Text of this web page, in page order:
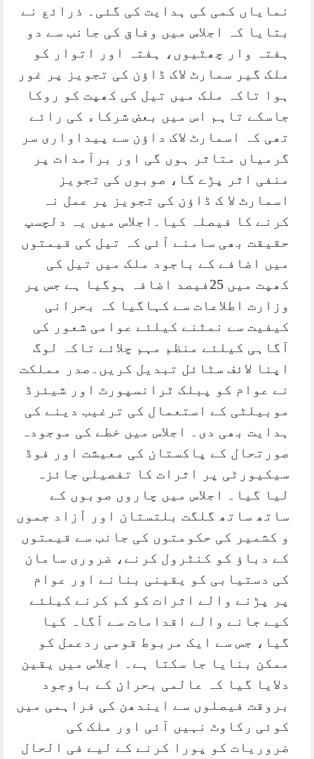
نمایاں کمی کی ہدایت کی گئی۔ ذرائع نے
بتایا کہ اجلاس میں وفاق کی جانب سے دو
ہفتہ وار چھٹیوں، ہفتہ اور اتوار کو
ملک گیر سمارٹ لاک ڈاؤن کی تجویز پر غور
ہوا تاکہ ملک میں تیل کی کھپت کو روکا
جاسکے تاہم اس میں بعض شرکاء کی رائے
تھی کہ اسمارٹ لاک داؤن سے پیداواری سر
گرمیاں متاثر ہوں گی اور برآمدات پر
منفی اثر پڑے گا، صوبوں کی تجویز
اسمارٹ لا ک ڈاؤن کی تجویز پر عمل نہ
کرنے کا فیصلہ کیا۔اجلاس میں یہ دلچسپ
حقیقت بھی سامنے آئی کہ تیل کی قیمتوں
میں اضافے کے باجود ملک میں تیل کی
کھپت میں 25فیصد اضافہ ہوگیا ہے جس پر
وزارت اطلاعات سے کہاگیا کہ بحرانی
کیفیت سے نمٹنے کیلئے عوامی شعور کی
آگاہی کیلئے منظم مہم چلائے تاکہ لوگ
اپنا لائف سٹائل تبدیل کریں۔صدر مملکت
نے عوام کو پبلک ٹرانسپورٹ اور شیئرڈ
موبیلٹی کے استعمال کی ترغیب دینے کی
ہدایت بھی دی۔ اجلاس میں خطے کی موجودہ
صورتحال کے پاکستان کی معیشت اور فوڈ
سیکیورٹی پر اثرات کا تفصیلی جائزہ
لیا گیا۔ اجلاس میں چاروں صوبوں کے
ساتھ ساتھ گلگت بلتستان اور آزاد جموں
و کشمیر کی حکومتوں کی جانب سے قیمتوں
کے دباؤ کو کنٹرول کرنے، ضروری سامان
کی دستیابی کو یقینی بنانے اور عوام
پر پڑنے والے اثرات کو کم کرنے کیلئے
کیے جانے والے اقدامات سے آگاہ کیا
گیا، جس سے ایک مربوط قومی ردعمل کو
ممکن بنایا جا سکتا ہے۔ اجلاس میں یقین
دلایا گیا کہ عالمی بحران کے باوجود
بروقت فیصلوں سے ایندھن کی فراہمی میں
کوئی رکاوٹ نہیں آئی اور ملک کی
ضروریات کو پورا کرنے کے لیے فی الحال